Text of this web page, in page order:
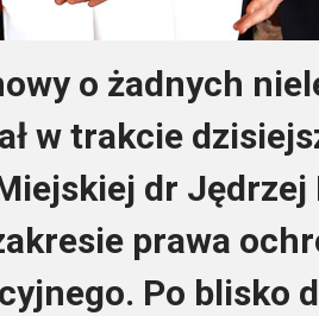
o żadnych
w trakcie
dr
prawa
Po blisko